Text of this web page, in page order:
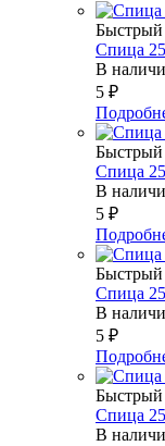
Быстрый
Спица
В
5 ₽
Быстрый
Спица
В
5 ₽
Быстрый
Спица
В
5 ₽
Быстрый
Спица
В